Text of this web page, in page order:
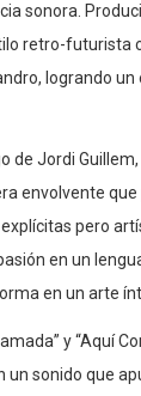
sonora.
retro-futurista
logrando
de Jordi
envolvente
pero
en un
en un arte
y “Aquí
un sonido que